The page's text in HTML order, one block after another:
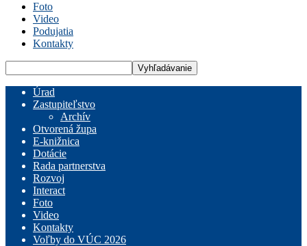
Foto
Video
Podujatia
Kontakty
Úrad
Zastupiteľstvo
Archív
Otvorená župa
E-knižnica
Dotácie
Rada partnerstva
Rozvoj
Interact
Foto
Video
Kontakty
Voľby do VÚC 2026